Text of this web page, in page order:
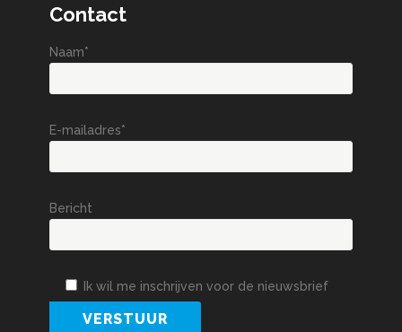
Contact
Naam*
E-mailadres*
Bericht
Ik wil me inschrijven voor de nieuwsbrief